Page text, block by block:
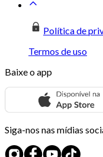
Política de
Termos de uso
Baixe o app
Siga-nos nas mídias